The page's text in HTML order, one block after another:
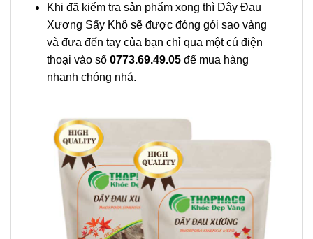
Khi đã kiểm tra sản phẩm xong thì Dây Đau
Xương Sấy Khô sẽ được đóng gói sao vàng
và đưa đến tay của bạn chỉ qua một cú điện
thoại vào số 0773.69.49.05 để mua hàng
nhanh chóng nhá.